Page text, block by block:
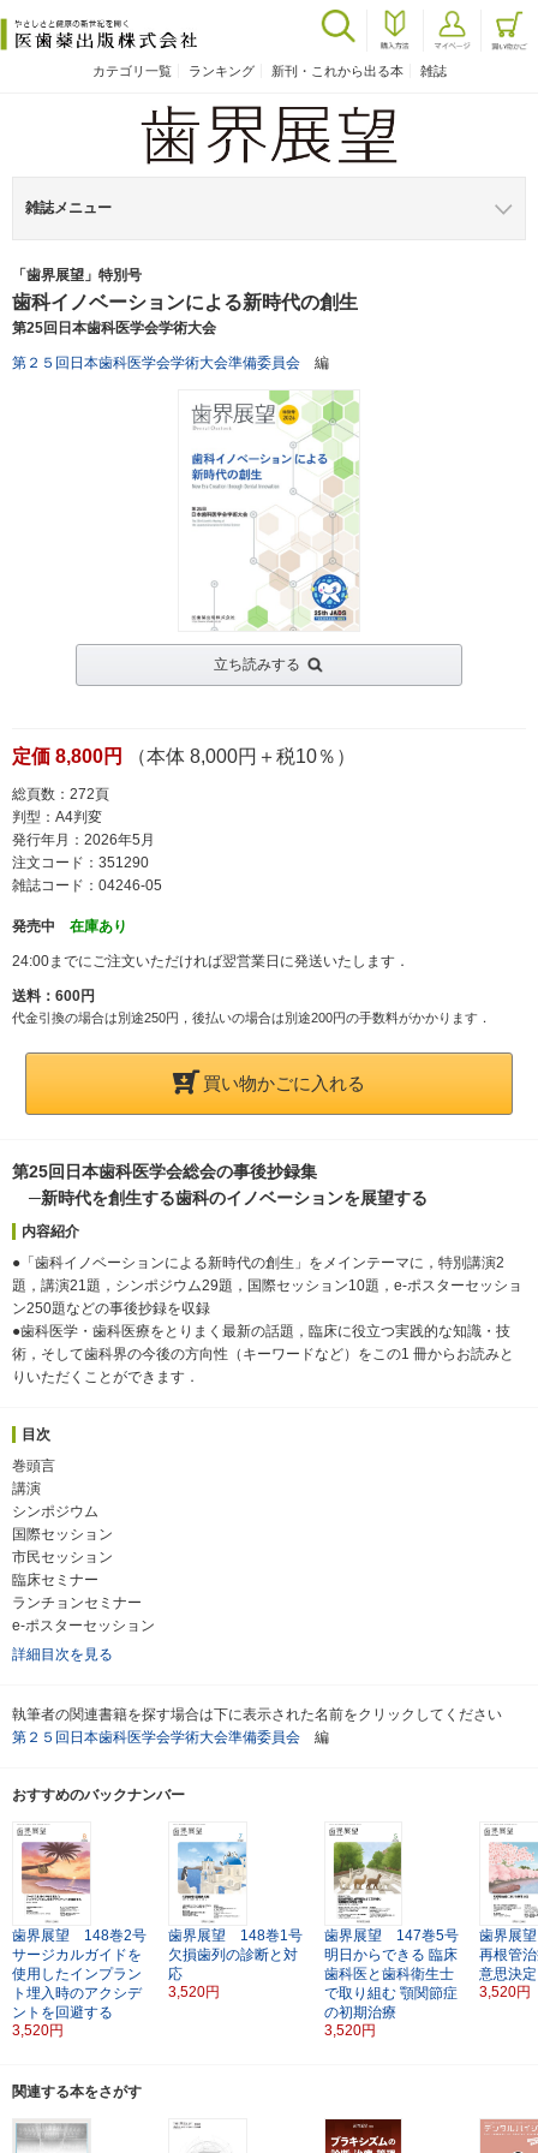
カテゴリ一覧 ランキング 新刊・これから出る本 雑誌
雑誌メニュー
「歯界展望」特別号
歯科イノベーションによる新時代の創生
第25回日本歯科医学会学術大会
第２５回日本歯科医学会学術大会準備委員会 編
立ち読みする
定価 8,800円 （本体 8,000円＋税10％）
総頁数：272頁
判型：A4判変
発行年月：2026年5月
注文コード：351290
雑誌コード：04246-05
発売中 在庫あり
24:00までにご注文いただければ翌営業日に発送いたします．
送料：600円
代金引換の場合は別途250円，後払いの場合は別途200円の手数料がかかります．
買い物かごに入れる
第25回日本歯科医学会総会の事後抄録集
─新時代を創生する歯科のイノベーションを展望する
内容紹介
●「歯科イノベーションによる新時代の創生」をメインテーマに，特別講演2
題，講演21題，シンポジウム29題，国際セッション10題，e-ポスターセッショ
ン250題などの事後抄録を収録
●歯科医学・歯科医療をとりまく最新の話題，臨床に役立つ実践的な知識・技
術，そして歯科界の今後の方向性（キーワードなど）をこの1 冊からお読みと
りいただくことができます．
目次
巻頭言
講演
シンポジウム
国際セッション
市民セッション
臨床セミナー
ランチョンセミナー
e-ポスターセッション
詳細目次を見る
執筆者の関連書籍を探す場合は下に表示された名前をクリックしてください
第２５回日本歯科医学会学術大会準備委員会 編
おすすめのバックナンバー
歯界展望 148巻2号
サージカルガイドを
使用したインプラン
ト埋入時のアクシデ
ントを回避する
3,520円
歯界展望 148巻1号
欠損歯列の診断と対
応
3,520円
歯界展望 147巻5号
明日からできる 臨床
歯科医と歯科衛生士
で取り組む 顎関節症
の初期治療
3,520円
歯界展
再根管
意思決定
3,520円
関連する本をさがす